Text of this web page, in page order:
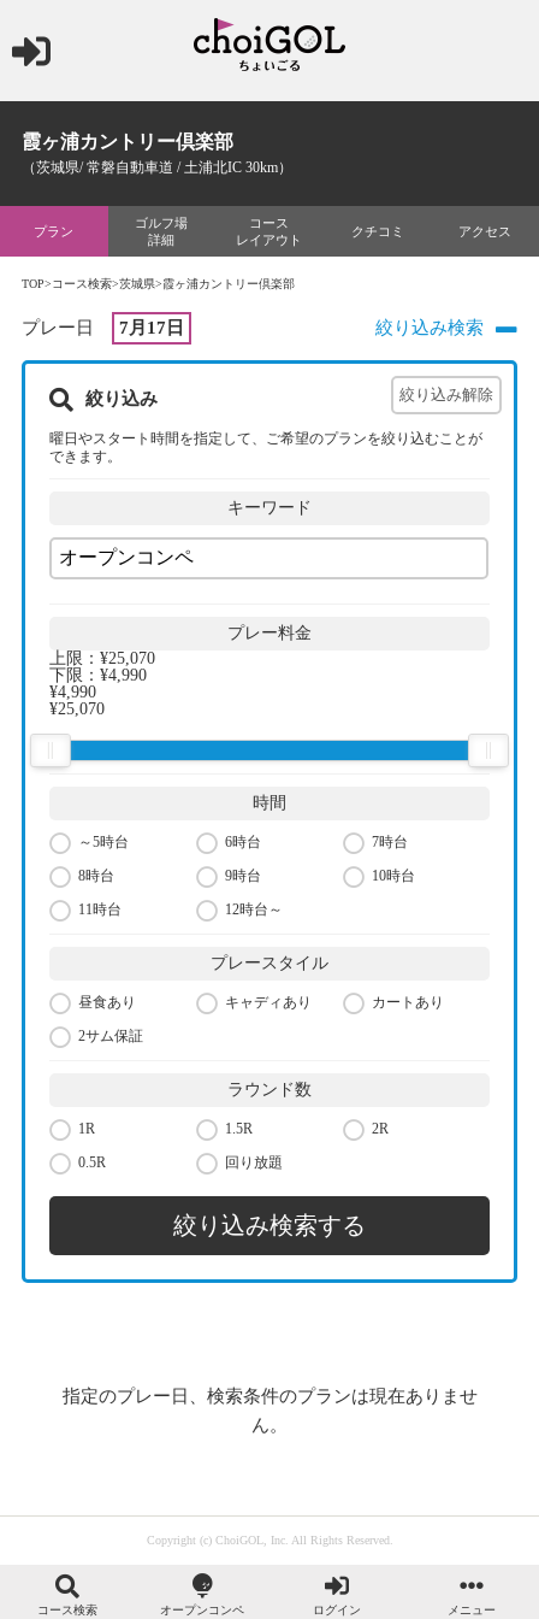
霞ヶ浦カントリー倶楽部
（茨城県/ 常磐自動車道 / 土浦北IC 30km）
プラン
ゴルフ場
詳細
コース
レイアウト
クチコミ アクセス
TOP>コース検索>茨城県>霞ヶ浦カントリー倶楽部
プレー日 7月17日 絞り込み検索
絞り込み
曜日やスタート時間を指定して、ご希望のプランを絞り込むことが
できます。
キーワード
プレー料金
上限： ¥25,070
下限： ¥4,990
¥4,990
¥25,070
時間
～5時台 6時台
7時台
8時台
9時台
10時台
11時台
12時台～
プレースタイル
昼食あり キャディあり
カートあり
2サム保証
ラウンド数
1R 1.5R
2R
0.5R
回り放題
指定のプレー日、検索条件のプランは現在ありませ
ん。
Copyright (c) ChoiGOL, Inc. All Rights Reserved.
コース検索 オープンコンペ ログイン メニュー